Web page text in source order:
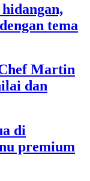
tema
Martin
dan
di
premium